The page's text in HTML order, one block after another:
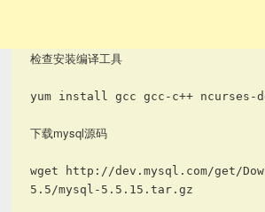
检查安装编译工具
yum install gcc gcc-c++ ncurses-
下载mysql源码
wget http://dev.mysql.com/get/
5.5/mysql-5.5.15.tar.gz